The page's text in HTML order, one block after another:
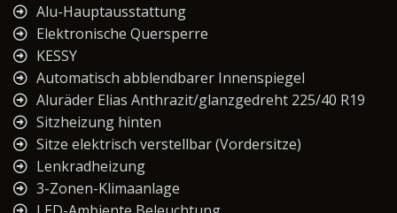
Alu-Hauptausstattung
Elektronische Quersperre
KESSY
Automatisch abblendbarer Innenspiegel
Aluräder Elias Anthrazit/glanzgedreht 225/40 R19
Sitzheizung hinten
Sitze elektrisch verstellbar (Vordersitze)
Lenkradheizung
3-Zonen-Klimaanlage